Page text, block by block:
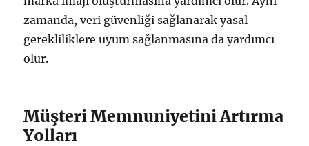
zamanda, veri güvenliği sağlanarak yasal
gerekliliklere uyum sağlanmasına da yardımcı
olur.
Müşteri Memnuniyetini Artırma
Yolları